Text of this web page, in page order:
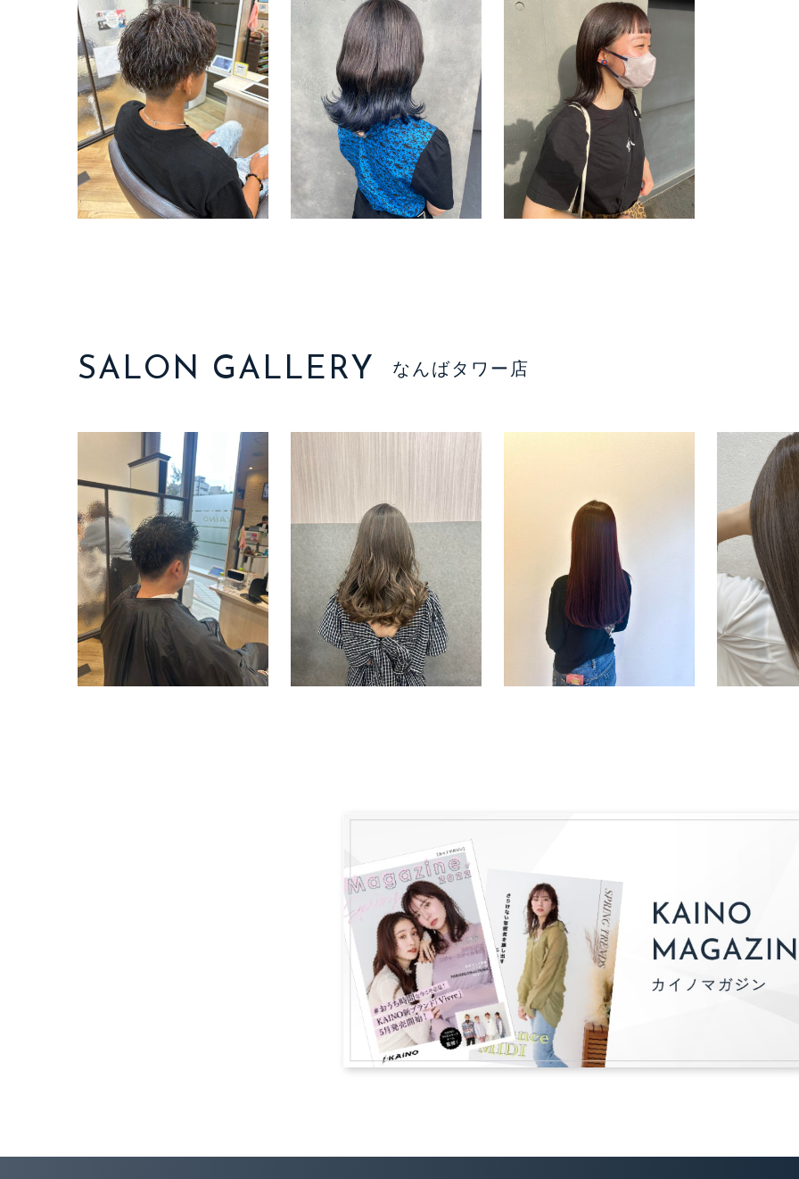
SALON GALLERY なんばタワー店